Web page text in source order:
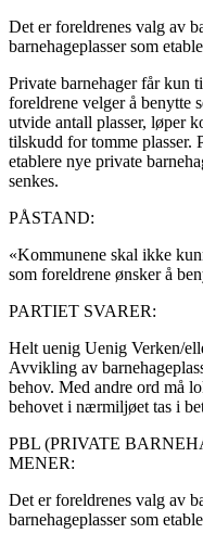
Det er foreldrenes valg av
barnehageplasser som
Private barnehager får kun
foreldrene velger å benytte
utvide antall plasser, løper
tilskudd for tomme plasser.
etablere nye private
senkes.
PÅSTAND:
«Kommunene skal ikke
som foreldrene ønsker å
PARTIET SVARER:
Helt uenig Uenig Verken/
Avvikling av
behov. Med andre ord må
behovet i nærmiljøet tas i
PBL (PRIVATE
MENER:
Det er foreldrenes valg av
barnehageplasser som